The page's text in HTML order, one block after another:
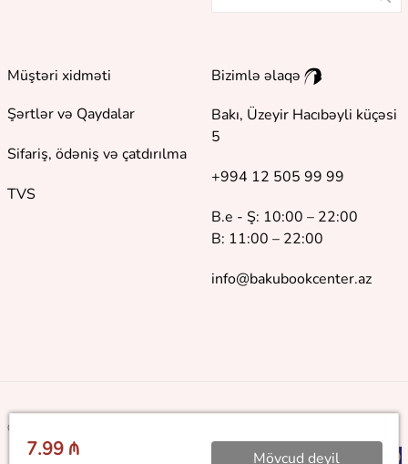
7.99 ₼ Mövcud deyil
Müştəri xidməti
Şərtlər və Qaydalar
Sifariş, ödəniş və çatdırılma
TVS
Bizimlə əlaqə
Bakı, Üzeyir Hacıbəyli küçəsi
5
+994 12 505 99 99
B.e - Ş: 10:00 – 22:00
B: 11:00 – 22:00
info@bakubookcenter.az
©